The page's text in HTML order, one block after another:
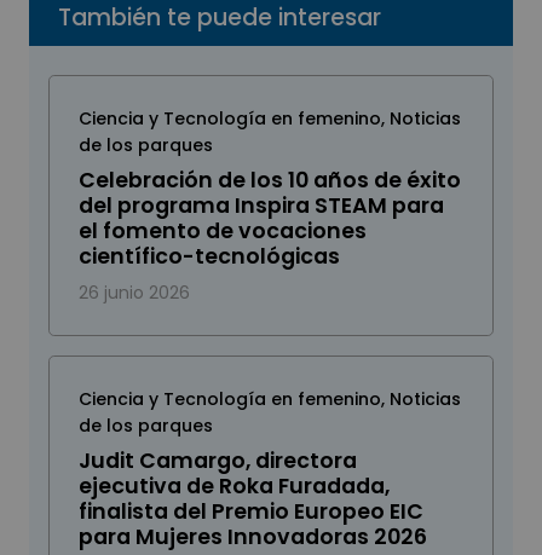
También te puede interesar
Ciencia y Tecnología en femenino, Noticias
de los parques
Celebración de los 10 años de éxito
del programa Inspira STEAM para
el fomento de vocaciones
científico-tecnológicas
26 junio 2026
Ciencia y Tecnología en femenino, Noticias
de los parques
Judit Camargo, directora
ejecutiva de Roka Furadada,
finalista del Premio Europeo EIC
para Mujeres Innovadoras 2026